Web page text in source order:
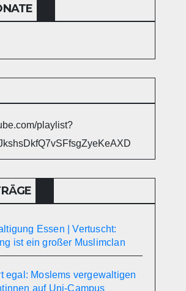
playlist?
Essen | Vertuscht:
ist ein großer Muslimclan
egal: Moslems vergewaltigen
auf Uni-Campus